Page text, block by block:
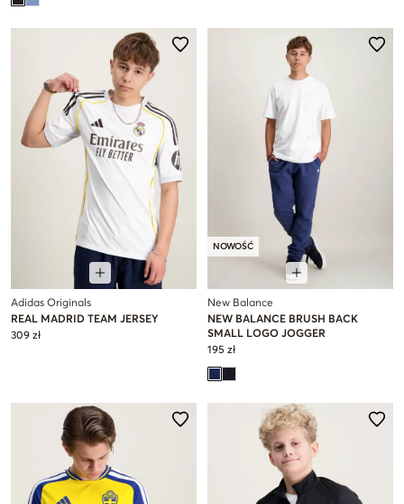
Adidas Originals
REAL MADRID TEAM JERSEY
309 zł
NOWOŚĆ
New Balance
NEW BALANCE BRUSH BACK
SMALL LOGO JOGGER
195 zł